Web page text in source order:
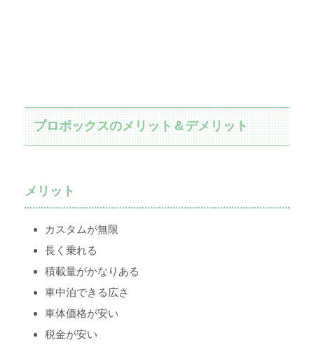
プロボックスのメリット＆デメリット
メリット
カスタムが無限
長く乗れる
積載量がかなりある
車中泊できる広さ
車体価格が安い
税金が安い